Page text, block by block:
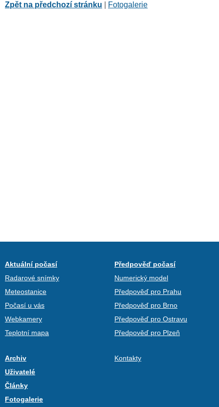
Zpět na předchozí stránku Fotogalerie
Aktuální počasí
Radarové snímky
Meteostanice
Počasí u vás
Webkamery
Teplotní mapa
Předpověď počasí
Numerický model
Předpověď pro Prahu
Předpověď pro Brno
Předpověď pro Ostravu
Předpověď pro Plzeň
Archiv
Uživatelé
Články
Fotogalerie
Kontakty